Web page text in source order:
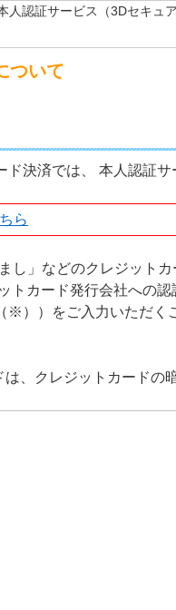
人認証サービス（3Dセキュ
ついて
決済では、 本人認証
ら
し」などのクレジット
トカード発行会社への
））をご入力いただ
、クレジットカードの